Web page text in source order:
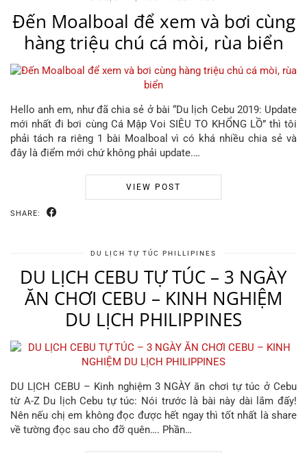
Đến Moalboal để xem và bơi cùng
hàng triệu chú cá mòi, rùa biển
Hello anh em, như đã chia sẻ ở bài “Du lịch Cebu 2019: Update
mới nhất đi bơi cùng Cá Mập Voi SIÊU TO KHỔNG LỒ” thì tôi
phải tách ra riêng 1 bài Moalboal vì có khá nhiều chia sẻ và
đây là điểm mới chứ không phải update.…
VIEW POST
SHARE:
DU LỊCH TỰ TÚC PHILLIPINES
DU LỊCH CEBU TỰ TÚC – 3 NGÀY
ĂN CHƠI CEBU – KINH NGHIỆM
DU LỊCH PHILIPPINES
DU LỊCH CEBU – Kinh nghiệm 3 NGÀY ăn chơi tự túc ở Cebu
từ A-Z Du lịch Cebu tự túc: Nói trước là bài này dài lắm đấy!
Nên nếu chị em không đọc được hết ngay thì tốt nhất là share
về tường đọc sau cho đỡ quên…. Phần…